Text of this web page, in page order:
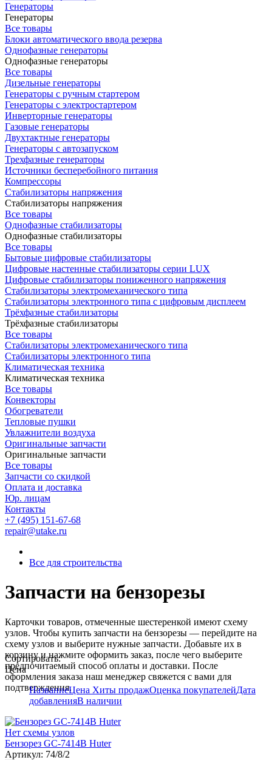
Генераторы
Генераторы
Все товары
Блоки автоматического ввода резерва
Однофазные генераторы
Однофазные генераторы
Все товары
Дизельные генераторы
Генераторы с ручным стартером
Генераторы с электростартером
Инверторные генераторы
Газовые генераторы
Двухтактные генераторы
Генераторы с автозапуском
Трехфазные генераторы
Источники бесперебойного питания
Компрессоры
Стабилизаторы напряжения
Стабилизаторы напряжения
Все товары
Однофазные стабилизаторы
Однофазные стабилизаторы
Все товары
Бытовые цифровые стабилизаторы
Цифровые настенные стабилизаторы серии LUX
Цифровые стабилизаторы пониженного напряжения
Стабилизаторы электромеханического типа
Стабилизаторы электронного типа с цифровым дисплеем
Трёхфазные стабилизаторы
Трёхфазные стабилизаторы
Все товары
Стабилизаторы электромеханического типа
Стабилизаторы электронного типа
Климатическая техника
Климатическая техника
Все товары
Конвекторы
Обогреватели
Тепловые пушки
Увлажнители воздуха
Оригинальные запчасти
Оригинальные запчасти
Все товары
Запчасти со скидкой
Оплата и доставка
Юр. лицам
Контакты
+7 (495) 151-67-68
repair@utake.ru
Все для строительства
Запчасти на бензорезы
Карточки товаров, отмеченные шестеренкой имеют схему
узлов. Чтобы купить запчасти на бензорезы — перейдите на
схему узлов и выберите нужные запчасти. Добавьте их в
корзину и нажмите оформить заказ, после чего выберите
предпочитаемый способ оплаты и доставки. После
оформления заказа наш менеджер свяжется с вами для
подтверждения.
Сортировать:
Цена
НазваниеЦена Хиты продажОценка покупателейДата
добавленияВ наличии
Нет схемы узлов
Бензорез GC-7414B Huter
Артикул: 74/8/2